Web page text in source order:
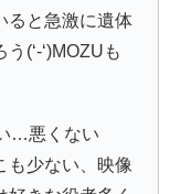
ると急激に遺体
(‘-‘)MOZUも
…悪くない
も少ない、映像